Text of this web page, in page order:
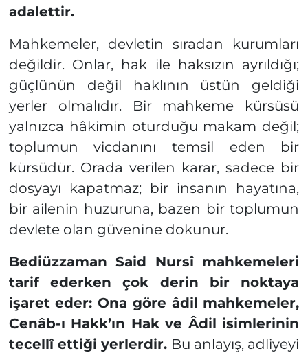
adalettir.
Mahkemeler, devletin sıradan kurumları
değildir. Onlar, hak ile haksızın ayrıldığı;
güçlünün değil haklının üstün geldiği
yerler olmalıdır. Bir mahkeme kürsüsü
yalnızca hâkimin oturduğu makam değil;
toplumun vicdanını temsil eden bir
kürsüdür. Orada verilen karar, sadece bir
dosyayı kapatmaz; bir insanın hayatına,
bir ailenin huzuruna, bazen bir toplumun
devlete olan güvenine dokunur.
Bediüzzaman Said Nursî mahkemeleri
tarif ederken çok derin bir noktaya
işaret eder: Ona göre âdil mahkemeler,
Cenâb-ı Hakk’ın Hak ve Âdil isimlerinin
tecellî ettiği yerlerdir. Bu anlayış, adliyeyi